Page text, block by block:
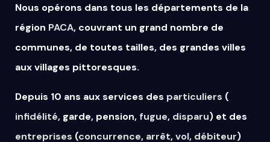
Nous opérons dans tous les départements de la
région PACA, couvrant un grand nombre de
communes, de toutes tailles, des grandes villes
aux villages pittoresques.
Depuis 10 ans aux services des particuliers (
infidélité, garde, pension,fugue, disparu) et des
entreprises (concurrence, arrêt,vol, débiteur)